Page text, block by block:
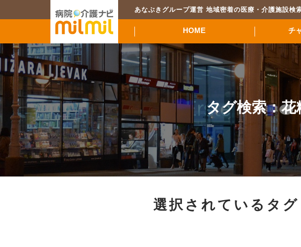
あなぶきグループ運営 地域密着の医療・介護施設検
HOME チ
タグ検索：花
選択されているタ